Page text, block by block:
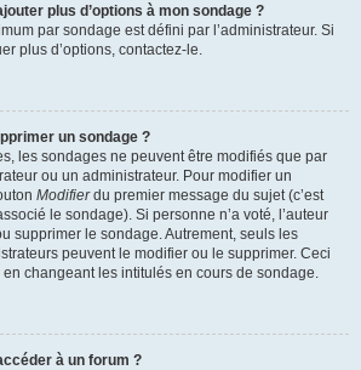
plus d’options à mon sondage ?
par sondage est défini par l’administrateur. Si
plus d’options, contactez-le.
un sondage ?
les sondages ne peuvent être modifiés que par
ou un administrateur. Pour modifier un
Modifierdu premier message du sujet (c’est
le sondage). Si personne n’a voté, l’auteur
supprimer le sondage. Autrement, seuls les
peuvent le modifier ou le supprimer. Ceci
changeant les intitulés en cours de sondage.
à un forum ?